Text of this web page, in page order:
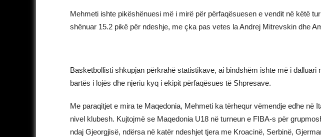
Mehmeti ishte pikëshënuesi më i mirë për përfaqësuesen e vendit në këtë
shënuar 15.2 pikë për ndeshje, me çka pas vetes la Andrej Mitrevskin dhe
Basketbollisti shkupjan përkrahë statistikave, ai bindshëm ishte më i dalluari
bartës i lojës dhe njeriu kyq i ekipit përfaqësues të Shpresave.
Me paraqitjet e mira te Maqedonia, Mehmeti ka tërhequr vëmendje edhe në
nivel klubesh. Kujtojmë se Maqedonia U18 në turneun e FIBA-s për
ndaj Gjeorgjisë, ndërsa në katër ndeshjet tjera me Kroacinë, Serbinë,